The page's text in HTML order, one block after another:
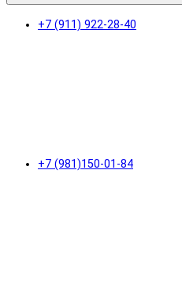
+7 (911) 922-28-40
+7 (981)150-01-84